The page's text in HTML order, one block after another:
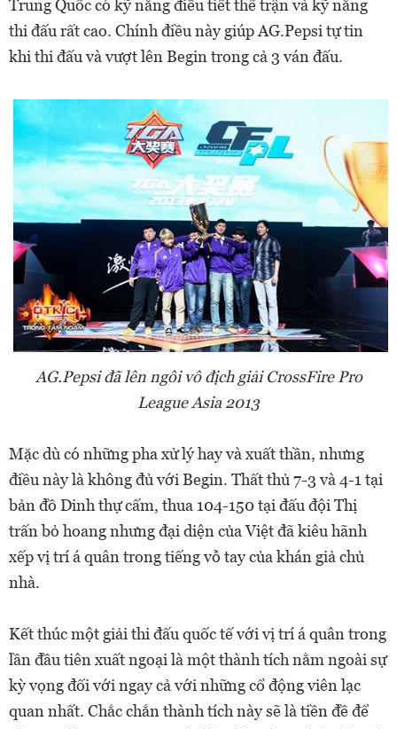
Trung Quốc có kỹ năng điều tiết thế trận và kỹ năng
thi đấu rất cao. Chính điều này giúp AG.Pepsi tự tin
khi thi đấu và vượt lên Begin trong cả 3 ván đấu.
AG.Pepsi đã lên ngôi vô địch giải CrossFire Pro
League Asia 2013
Mặc dù có những pha xử lý hay và xuất thần, nhưng
điều này là không đủ với Begin. Thất thủ 7-3 và 4-1 tại
bản đồ Dinh thự cấm, thua 104-150 tại đấu đội Thị
trấn bỏ hoang nhưng đại diện của Việt đã kiêu hãnh
xếp vị trí á quân trong tiếng vỗ tay của khán giả chủ
nhà.
Kết thúc một giải thi đấu quốc tế với vị trí á quân trong
lần đầu tiên xuất ngoại là một thành tích nằm ngoài sự
kỳ vọng đối với ngay cả với những cổ động viên lạc
quan nhất. Chắc chắn thành tích này sẽ là tiền đề để